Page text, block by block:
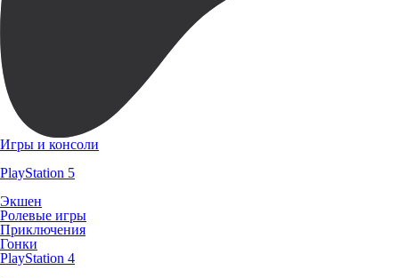
Игры и консоли
PlayStation 5
Экшен
Ролевые игры
Приключения
Гонки
PlayStation 4